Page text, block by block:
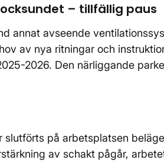
– tillfällig paus
annat avseende
av nya ritningar och
2026. Den närliggande
på arbetsplatsen
av schakt pågår,